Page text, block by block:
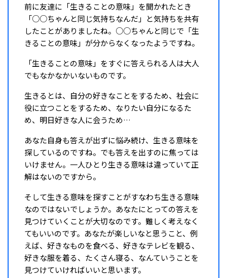
前に友達に「生きることの意味」を聞かれたとき
「○○ちゃんと同じ気持ちなんだ」と気持ちを共有
したことがありましたね。○○ちゃんと同じで「生
きることの意味」が分からなくなったようですね。
「生きることの意味」をすぐに答えられる人は大人
でもなかなかいないものです。
生きるとは、自分の好きなことをするため、社会に
役に立つことをするため、なりたい自分になるた
め、明日好きな人に会うため…
あなた自身も答えが出ずに悩み続け、生きる意味を
探しているのですね。でも答えを出すのに焦っては
いけません。一人ひとり生きる意味は違っていて正
解はないのですから。
そして生きる意味を探すことがすなわち生きる意味
なのではないでしょうか。あなたにとっての答えを
見つけていくことが大切なのです。難しく考えなく
てもいいのです。あなたが楽しいなと思うこと、例
えば、好きなものを食べる、好きなテレビを観る、
好きな服を着る、たくさん寝る、なんていうことを
見つけていければいいと思います。